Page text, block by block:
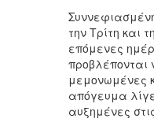
k
την Τρίτη και
επόμενες
προβλέπονται
μεμονωμένες
απόγευμα
αυξημένες